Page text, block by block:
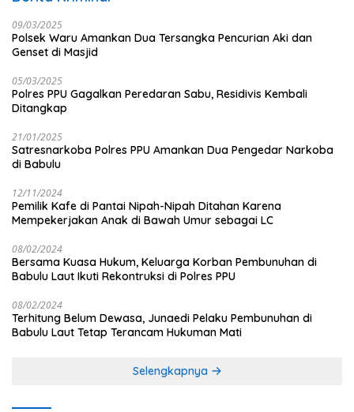
09/03/2025
Polsek Waru Amankan Dua Tersangka Pencurian Aki dan
Genset di Masjid
05/03/2025
Polres PPU Gagalkan Peredaran Sabu, Residivis Kembali
Ditangkap
21/01/2025
Satresnarkoba Polres PPU Amankan Dua Pengedar Narkoba
di Babulu
12/11/2024
Pemilik Kafe di Pantai Nipah-Nipah Ditahan Karena
Mempekerjakan Anak di Bawah Umur sebagai LC
08/02/2024
Bersama Kuasa Hukum, Keluarga Korban Pembunuhan di
Babulu Laut Ikuti Rekontruksi di Polres PPU
08/02/2024
Terhitung Belum Dewasa, Junaedi Pelaku Pembunuhan di
Babulu Laut Tetap Terancam Hukuman Mati
Selengkapnya